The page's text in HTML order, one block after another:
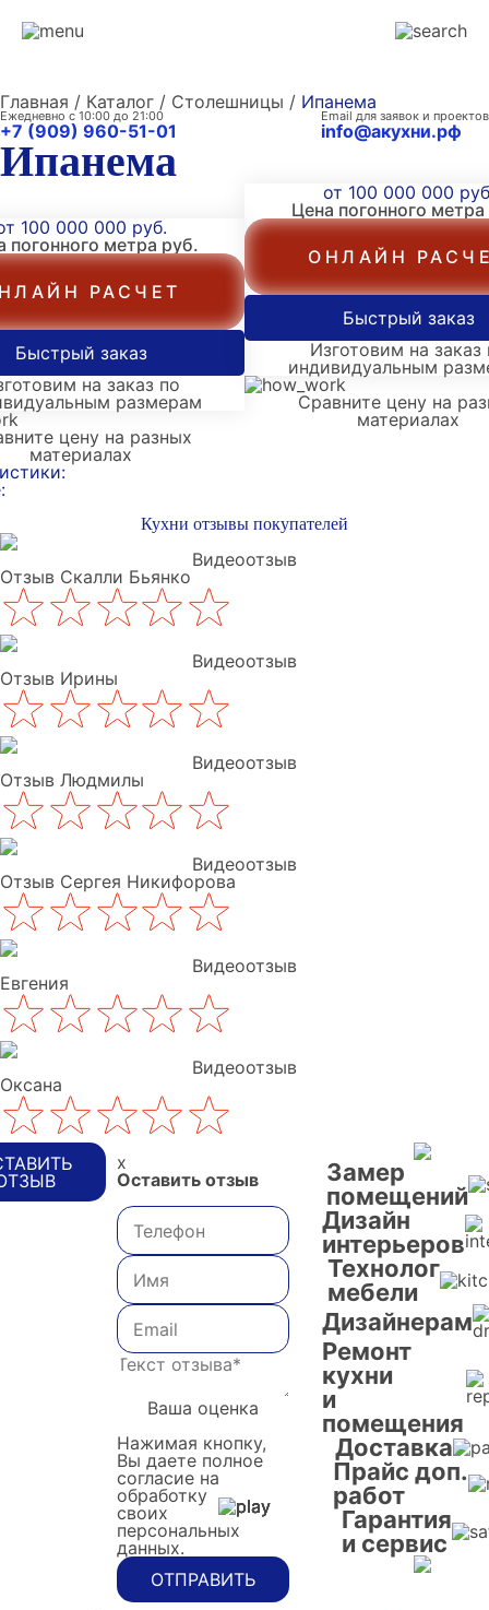
Главная / Каталог / Столешницы / Ипанема
Ежедневно с 10:00 до 21:00
+7 (909) 960-51-01
Email для заявок и проектов
info@акухни.рф
Ипанема
100 000 000 руб.
погонного метра руб.
РАСЧЕТ
Быстрый заказ
на заказ по
размерам
цену на разных
материалах
от 100 000 000
Цена погонного метра
ОНЛАЙН
Быстрый заказ
Изготовим на заказ
индивидуальным
Сравните цену на
материалах
Кухни отзывы покупателей
Видеоотзыв
Отзыв Скалли Бьянко
Видеоотзыв
Отзыв Ирины
Видеоотзыв
Отзыв Людмилы
Видеоотзыв
Отзыв Сергея Никифорова
Видеоотзыв
Евгения
Видеоотзыв
Оксана
x
Оставить отзыв
Ваша оценка
Нажимая кнопку,
Вы даете полное
согласие на
обработку
своих
персональных
данных.
ОТПРАВИТЬ
Замер
помещений
Дизайн
интерьеров
Технолог
мебели
Дизайнерам
Ремонт
кухни
и
помещения
Доставка
Прайс доп.
работ
Гарантия
и сервис